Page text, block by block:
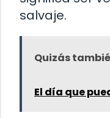
salvaje.
Quizás
El día que